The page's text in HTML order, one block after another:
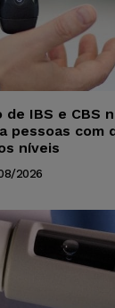
de IBS e CBS
pessoas com
níveis
2026